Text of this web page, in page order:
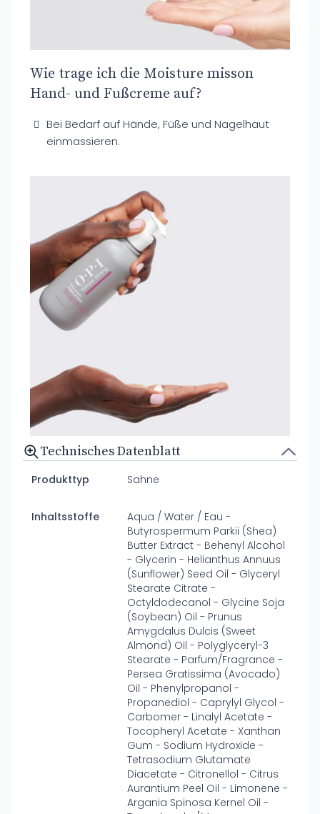
Wie trage ich die Moisture misson
Hand- und Fußcreme auf?
Bei Bedarf auf Hände, Füße und Nagelhaut
einmassieren.
Technisches Datenblatt
Produkttyp Sahne
Inhaltsstoffe
Aqua / Water / Eau -
Butyrospermum Parkii (Shea)
Butter Extract - Behenyl Alcohol
- Glycerin - Helianthus Annuus
(Sunflower) Seed Oil - Glyceryl
Stearate Citrate -
Octyldodecanol - Glycine Soja
(Soybean) Oil - Prunus
Amygdalus Dulcis (Sweet
Almond) Oil - Polyglyceryl-3
Stearate - Parfum/Fragrance -
Persea Gratissima (Avocado)
Oil - Phenylpropanol -
Propanediol - Caprylyl Glycol -
Carbomer - Linalyl Acetate -
Tocopheryl Acetate - Xanthan
Gum - Sodium Hydroxide -
Tetrasodium Glutamate
Diacetate - Citronellol - Citrus
Aurantium Peel Oil - Limonene -
Argania Spinosa Kernel Oil -